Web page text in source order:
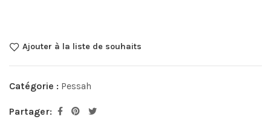
Ajouter à la liste de souhaits
Catégorie : Pessah
Partager: